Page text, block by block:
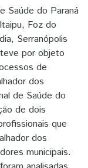
Saúde do Paraná
Foz do
Serranópolis
por objeto
de
dos
de Saúde do
de dois
que
dos
municipais.